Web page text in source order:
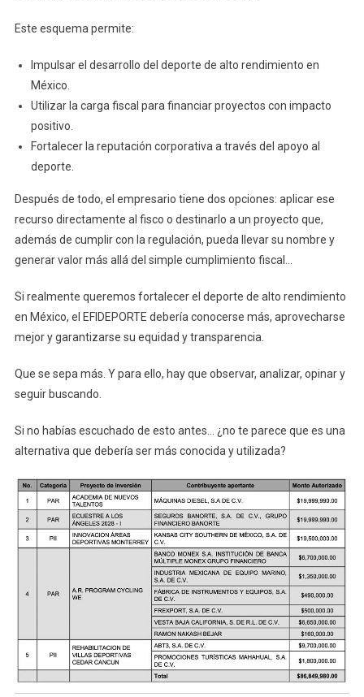
Este esquema permite:
Impulsar el desarrollo del deporte de alto rendimiento en
México.
Utilizar la carga fiscal para financiar proyectos con impacto
positivo.
Fortalecer la reputación corporativa a través del apoyo al
deporte.
Después de todo, el empresario tiene dos opciones: aplicar ese
recurso directamente al fisco o destinarlo a un proyecto que,
además de cumplir con la regulación, pueda llevar su nombre y
generar valor más allá del simple cumplimiento fiscal…
Si realmente queremos fortalecer el deporte de alto rendimiento
en México, el EFIDEPORTE debería conocerse más, aprovecharse
mejor y garantizarse su equidad y transparencia.
Que se sepa más. Y para ello, hay que observar, analizar, opinar y
seguir buscando.
Si no habías escuchado de esto antes… ¿no te parece que es una
alternativa que debería ser más conocida y utilizada?